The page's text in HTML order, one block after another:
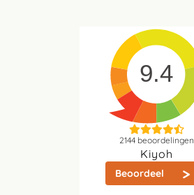
9.4
2144beoordelingen
Kiyoh
Beoordeel